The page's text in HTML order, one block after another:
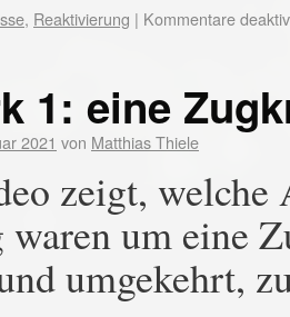
, Reaktivierung | Kommentare
1: eine
2021 von Matthias Thiele
zeigt,
um eine
umgekehrt,